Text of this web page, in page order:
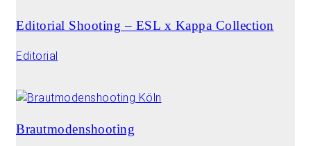
Editorial Shooting – ESL x Kappa Collection
Editorial
Brautmodenshooting